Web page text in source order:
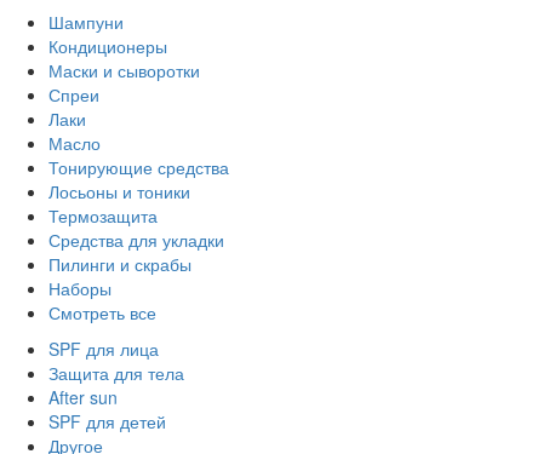
Шампуни
Кондиционеры
Маски и сыворотки
Спреи
Лаки
Масло
Тонирующие средства
Лосьоны и тоники
Термозащита
Средства для укладки
Пилинги и скрабы
Наборы
Смотреть все
SPF для лица
Защита для тела
After sun
SPF для детей
Другое